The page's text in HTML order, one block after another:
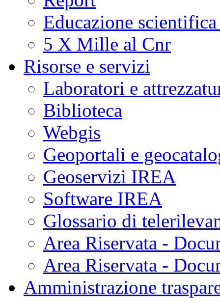
Educazione
5 X Mille al Cnr
Risorse e servizi
Laboratori e
Biblioteca
Webgis
Geoportali e
Geoservizi IREA
Software IREA
Glossario di
Area Riservata -
Area Riservata -
Amministrazione